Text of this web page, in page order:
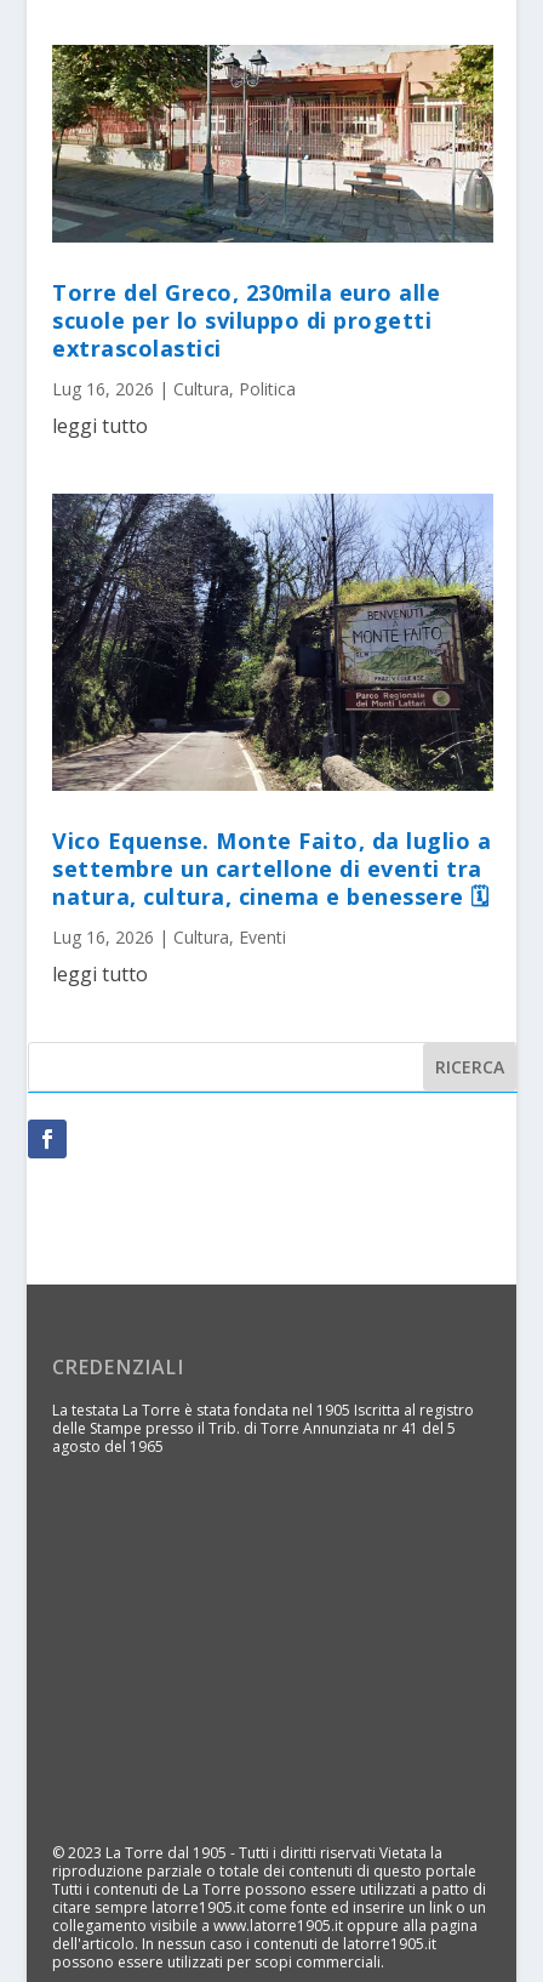
Torre del Greco, 230mila euro alle
scuole per lo sviluppo di progetti
extrascolastici
Lug 16, 2026 | Cultura, Politica
leggi tutto
Vico Equense. Monte Faito, da luglio a
settembre un cartellone di eventi tra
natura, cultura, cinema e benessere 🗓
Lug 16, 2026 | Cultura, Eventi
leggi tutto
CREDENZIALI
La testata La Torre è stata fondata nel 1905 Iscritta al registro
delle Stampe presso il Trib. di Torre Annunziata nr 41 del 5
agosto del 1965
© 2023 La Torre dal 1905 - Tutti i diritti riservati Vietata la
riproduzione parziale o totale dei contenuti di questo portale
Tutti i contenuti de La Torre possono essere utilizzati a patto di
citare sempre latorre1905.it come fonte ed inserire un link o un
collegamento visibile a www.latorre1905.it oppure alla pagina
dell'articolo. In nessun caso i contenuti de latorre1905.it
possono essere utilizzati per scopi commerciali.